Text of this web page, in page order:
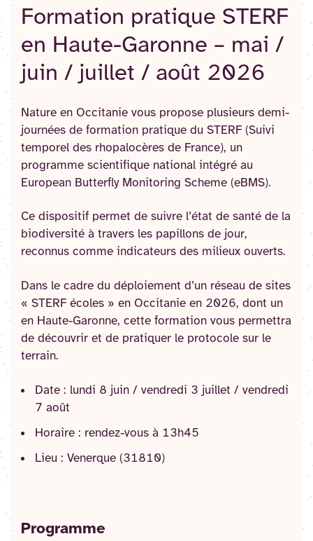
Formation pratique STERF
en Haute-Garonne – mai /
juin / juillet / août 2026
Nature en Occitanie vous propose plusieurs demi-
journées de formation pratique du STERF (Suivi
temporel des rhopalocères de France), un
programme scientifique national intégré au
European Butterfly Monitoring Scheme (eBMS).
Ce dispositif permet de suivre l’état de santé de la
biodiversité à travers les papillons de jour,
reconnus comme indicateurs des milieux ouverts.
Dans le cadre du déploiement d’un réseau de sites
« STERF écoles » en Occitanie en 2026, dont un
en Haute-Garonne, cette formation vous permettra
de découvrir et de pratiquer le protocole sur le
terrain.
Date : lundi 8 juin / vendredi 3 juillet / vendredi
7 août
Horaire : rendez-vous à 13h45
Lieu : Venerque (31810)
Programme